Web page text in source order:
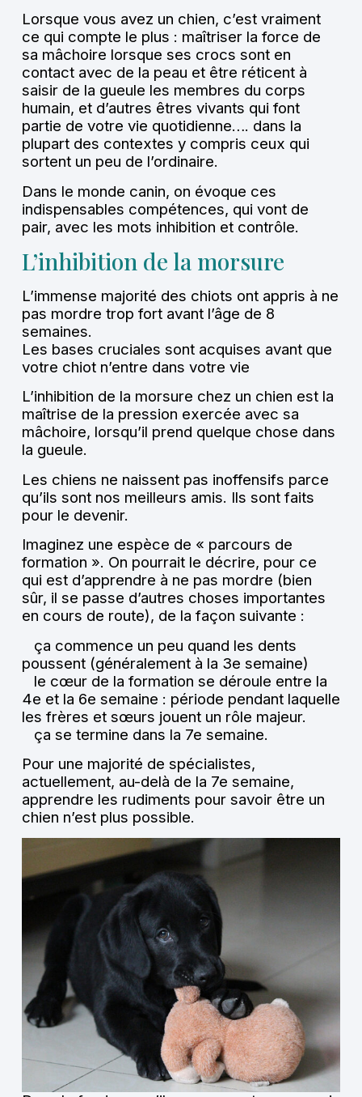
Lorsque vous avez un chien, c’est vraiment
ce qui compte le plus : maîtriser la force de
sa mâchoire lorsque ses crocs sont en
contact avec de la peau et être réticent à
saisir de la gueule les membres du corps
humain, et d’autres êtres vivants qui font
partie de votre vie quotidienne…. dans la
plupart des contextes y compris ceux qui
sortent un peu de l’ordinaire.
Dans le monde canin, on évoque ces
indispensables compétences, qui vont de
pair, avec les mots inhibition et contrôle.
L’inhibition de la morsure
L’immense majorité des chiots ont appris à ne
pas mordre trop fort avant l’âge de 8
semaines.
Les bases cruciales sont acquises avant que
votre chiot n’entre dans votre vie
L’inhibition de la morsure chez un chien est la
maîtrise de la pression exercée avec sa
mâchoire, lorsqu’il prend quelque chose dans
la gueule.
Les chiens ne naissent pas inoffensifs parce
qu’ils sont nos meilleurs amis. Ils sont faits
pour le devenir.
Imaginez une espèce de « parcours de
formation ». On pourrait le décrire, pour ce
qui est d’apprendre à ne pas mordre (bien
sûr, il se passe d’autres choses importantes
en cours de route), de la façon suivante :
ça commence un peu quand les dents
poussent (généralement à la 3e semaine)
le cœur de la formation se déroule entre la
4e et la 6e semaine : période pendant laquelle
les frères et sœurs jouent un rôle majeur.
ça se termine dans la 7e semaine.
Pour une majorité de spécialistes,
actuellement, au-delà de la 7e semaine,
apprendre les rudiments pour savoir être un
chien n’est plus possible.